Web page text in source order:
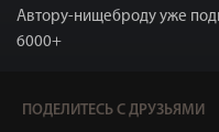
Автору-нищеброду уже
6000+
ПОДЕЛИТЕСЬ С ДРУЗЬЯМИ